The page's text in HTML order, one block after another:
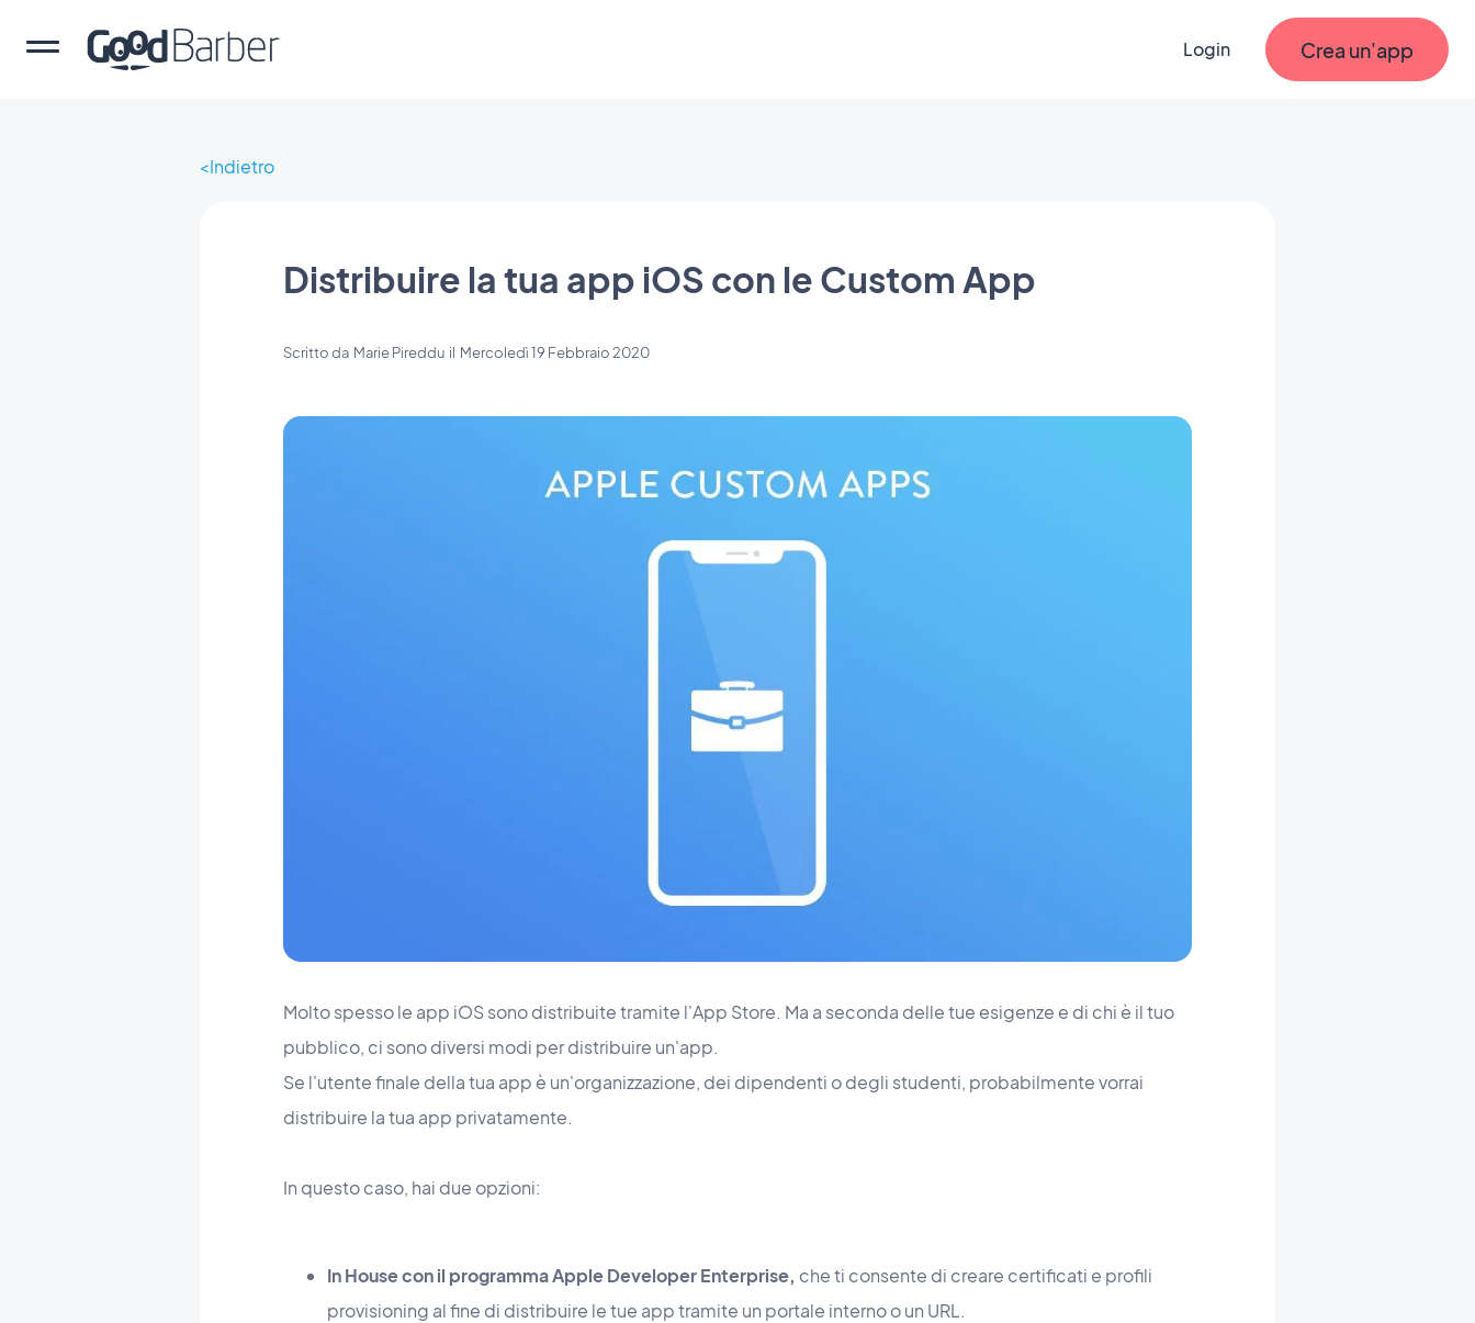
Login Crea un'app
Indietro
Distribuire la tua app iOS con le Custom App
Scritto da Marie Pireddu il Mercoledì 19 Febbraio 2020
Molto spesso le app iOS sono distribuite tramite l'App Store. Ma a seconda delle tue esigenze e di chi è il tuo
pubblico, ci sono diversi modi per distribuire un'app.
Se l'utente finale della tua app è un'organizzazione, dei dipendenti o degli studenti, probabilmente vorrai
distribuire la tua app privatamente.
In questo caso, hai due opzioni:
In House con il programma Apple Developer Enterprise, che ti consente di creare certificati e profili
provisioning al fine di distribuire le tue app tramite un portale interno o un URL.